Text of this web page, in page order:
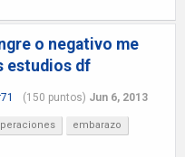
o negativo me
estudios df
(150 puntos) Jun 6, 2013
embarazo